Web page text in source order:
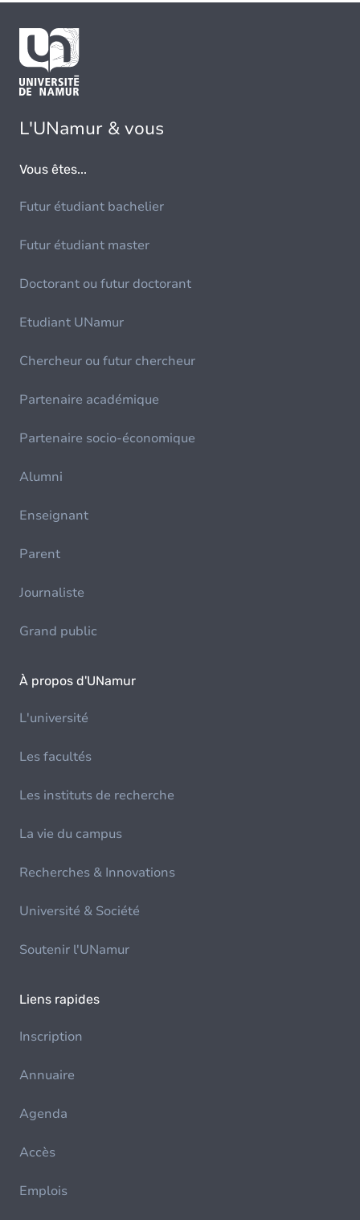
L'UNamur & vous
Vous êtes...
Futur étudiant bachelier
Futur étudiant master
Doctorant ou futur doctorant
Etudiant UNamur
Chercheur ou futur chercheur
Partenaire académique
Partenaire socio-économique
Alumni
Enseignant
Parent
Journaliste
Grand public
À propos d'UNamur
L'université
Les facultés
Les instituts de recherche
La vie du campus
Recherches & Innovations
Université & Société
Soutenir l'UNamur
Liens rapides
Inscription
Annuaire
Agenda
Accès
Emplois